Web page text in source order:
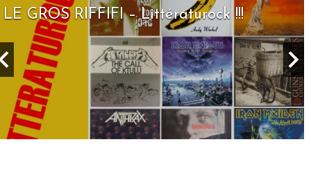
LE GROS RIFFIFI – Seven Days To Rock !!!